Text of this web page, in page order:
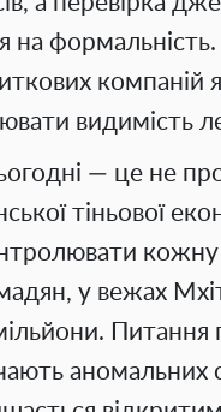
на
компаній
видимість
— це не
тіньової
кожну
у вежах
аномальних